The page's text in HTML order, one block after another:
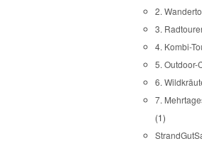
2.
3.
4. Kombi-
5. Outdoor-
6.
7.
(1)